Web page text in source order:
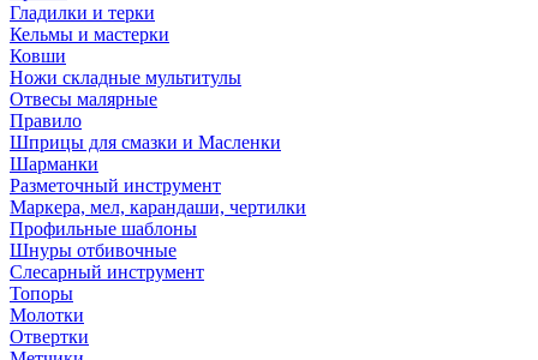
Гладилки и терки
Кельмы и мастерки
Ковши
Ножи складные мультитулы
Отвесы малярные
Правило
Шприцы для смазки и Масленки
Шарманки
Разметочный инструмент
Маркера, мел, карандаши, чертилки
Профильные шаблоны
Шнуры отбивочные
Слесарный инструмент
Топоры
Молотки
Отвертки